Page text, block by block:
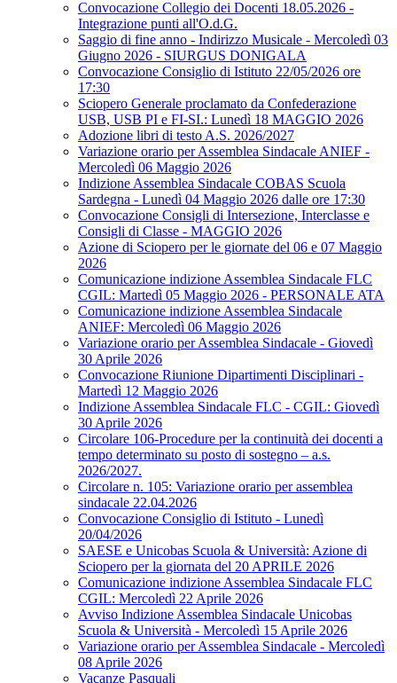
Convocazione Collegio dei Docenti 18.05.2026 -
Integrazione punti all'O.d.G.
Saggio di fine anno - Indirizzo Musicale - Mercoledì 03
Giugno 2026 - SIURGUS DONIGALA
Convocazione Consiglio di Istituto 22/05/2026 ore
17:30
Sciopero Generale proclamato da Confederazione
USB, USB PI e FI-SI.: Lunedì 18 MAGGIO 2026
Adozione libri di testo A.S. 2026/2027
Variazione orario per Assemblea Sindacale ANIEF -
Mercoledì 06 Maggio 2026
Indizione Assemblea Sindacale COBAS Scuola
Sardegna - Lunedì 04 Maggio 2026 dalle ore 17:30
Convocazione Consigli di Intersezione, Interclasse e
Consigli di Classe - MAGGIO 2026
Azione di Sciopero per le giornate del 06 e 07 Maggio
2026
Comunicazione indizione Assemblea Sindacale FLC
CGIL: Martedì 05 Maggio 2026 - PERSONALE ATA
Comunicazione indizione Assemblea Sindacale
ANIEF: Mercoledì 06 Maggio 2026
Variazione orario per Assemblea Sindacale - Giovedì
30 Aprile 2026
Convocazione Riunione Dipartimenti Disciplinari -
Martedì 12 Maggio 2026
Indizione Assemblea Sindacale FLC - CGIL: Giovedì
30 Aprile 2026
Circolare 106-Procedure per la continuità dei docenti a
tempo determinato su posto di sostegno – a.s.
2026/2027.
Circolare n. 105: Variazione orario per assemblea
sindacale 22.04.2026
Convocazione Consiglio di Istituto - Lunedì
20/04/2026
SAESE e Unicobas Scuola & Università: Azione di
Sciopero per la giornata del 20 APRILE 2026
Comunicazione indizione Assemblea Sindacale FLC
CGIL: Mercoledì 22 Aprile 2026
Avviso Indizione Assemblea Sindacale Unicobas
Scuola & Università - Mercoledì 15 Aprile 2026
Variazione orario per Assemblea Sindacale - Mercoledì
08 Aprile 2026
Vacanze Pasquali